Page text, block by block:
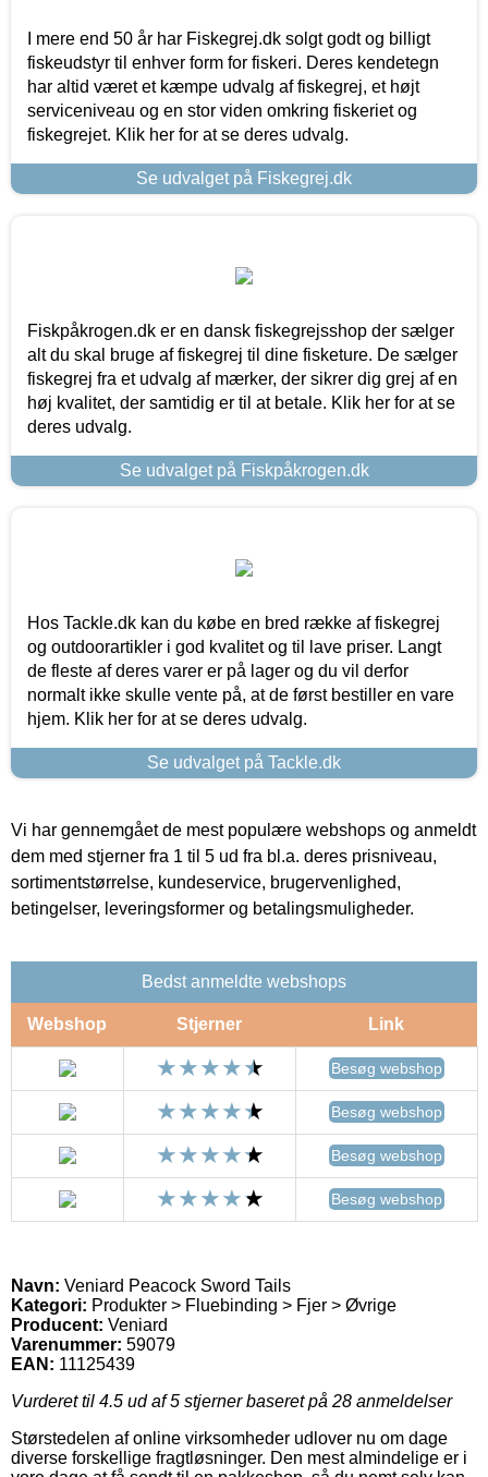
I mere end 50 år har Fiskegrej.dk solgt godt og billigt
fiskeudstyr til enhver form for fiskeri. Deres kendetegn
har altid været et kæmpe udvalg af fiskegrej, et højt
serviceniveau og en stor viden omkring fiskeriet og
fiskegrejet. Klik her for at se deres udvalg.
Se udvalget på Fiskegrej.dk
Fiskpåkrogen.dk er en dansk fiskegrejsshop der sælger
alt du skal bruge af fiskegrej til dine fisketure. De sælger
fiskegrej fra et udvalg af mærker, der sikrer dig grej af en
høj kvalitet, der samtidig er til at betale. Klik her for at se
deres udvalg.
Se udvalget på Fiskpåkrogen.dk
Hos Tackle.dk kan du købe en bred række af fiskegrej
og outdoorartikler i god kvalitet og til lave priser. Langt
de fleste af deres varer er på lager og du vil derfor
normalt ikke skulle vente på, at de først bestiller en vare
hjem. Klik her for at se deres udvalg.
Se udvalget på Tackle.dk
Vi har gennemgået de mest populære webshops og anmeldt
dem med stjerner fra 1 til 5 ud fra bl.a. deres prisniveau,
sortimentstørrelse, kundeservice, brugervenlighed,
betingelser, leveringsformer og betalingsmuligheder.
Bedst anmeldte webshops
Webshop Stjerner Link
Besøg webshop
Besøg webshop
Besøg webshop
Besøg webshop
Navn: Veniard Peacock Sword Tails
Kategori: Produkter > Fluebinding > Fjer > Øvrige
Producent: Veniard
Varenummer: 59079
EAN: 11125439
Vurderet til 4.5 ud af 5 stjerner baseret på 28 anmeldelser
Størstedelen af online virksomheder udlover nu om dage
diverse forskellige fragtløsninger. Den mest almindelige er i